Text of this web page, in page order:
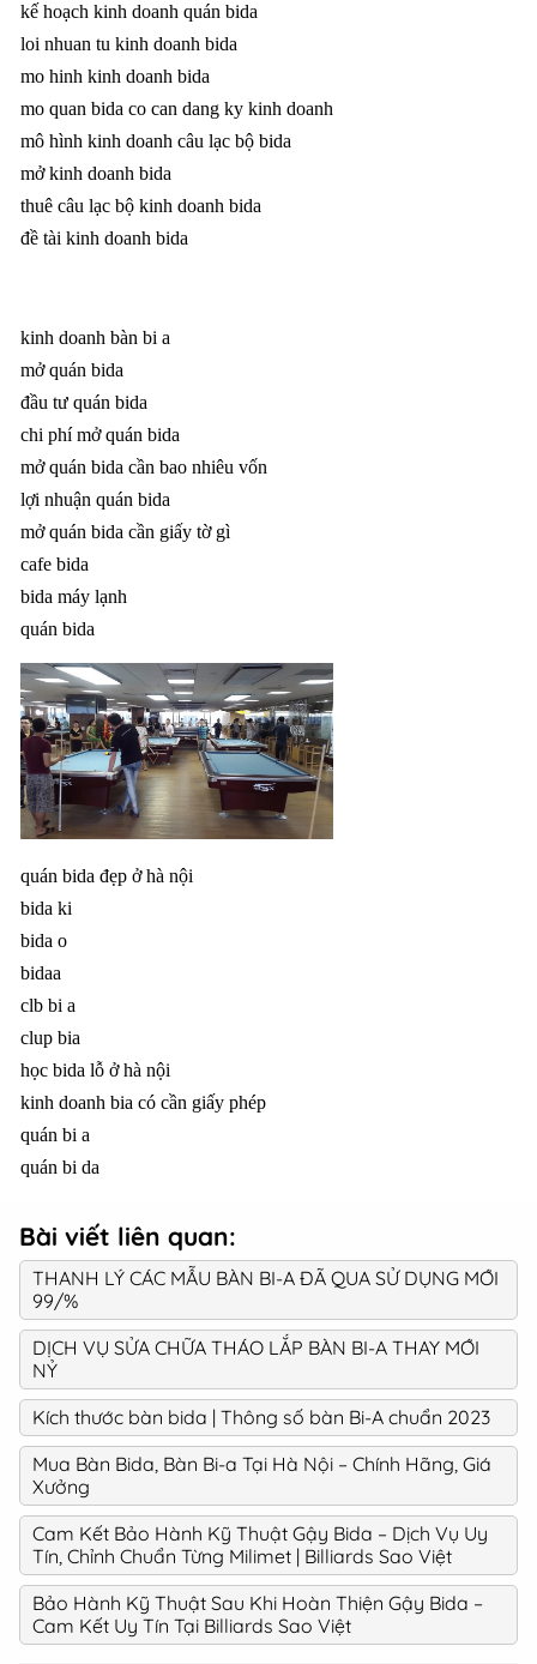
kế hoạch kinh doanh quán bida
loi nhuan tu kinh doanh bida
mo hinh kinh doanh bida
mo quan bida co can dang ky kinh doanh
mô hình kinh doanh câu lạc bộ bida
mở kinh doanh bida
thuê câu lạc bộ kinh doanh bida
đề tài kinh doanh bida
kinh doanh bàn bi a
mở quán bida
đầu tư quán bida
chi phí mở quán bida
mở quán bida cần bao nhiêu vốn
lợi nhuận quán bida
mở quán bida cần giấy tờ gì
cafe bida
bida máy lạnh
quán bida
quán bida đẹp ở hà nội
bida ki
bida o
bidaa
clb bi a
clup bia
học bida lỗ ở hà nội
kinh doanh bia có cần giấy phép
quán bi a
quán bi da
Bài viết liên quan:
THANH LÝ CÁC MẪU BÀN BI-A ĐÃ QUA SỬ DỤNG MỚI
99/%
DỊCH VỤ SỬA CHỮA THÁO LẮP BÀN BI-A THAY MỚI
NỶ
Kích thước bàn bida | Thông số bàn Bi-A chuẩn 2023
Mua Bàn Bida, Bàn Bi-a Tại Hà Nội – Chính Hãng, Giá
Xưởng
Cam Kết Bảo Hành Kỹ Thuật Gậy Bida – Dịch Vụ Uy
Tín, Chỉnh Chuẩn Từng Milimet | Billiards Sao Việt
Bảo Hành Kỹ Thuật Sau Khi Hoàn Thiện Gậy Bida –
Cam Kết Uy Tín Tại Billiards Sao Việt